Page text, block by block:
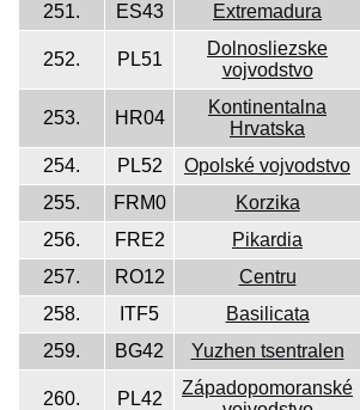
251. ES43 Extremadura
252. PL51
Dolnosliezske
vojvodstvo
253. HR04
Kontinentalna
Hrvatska
254. PL52 Opolské vojvodstvo
255.
FRM0 Korzika
256.
FRE2 Pikardia
257.
RO12 Centru
258.
ITF5 Basilicata
259.
BG42 Yuzhen tsentralen
260. PL42
Západopomoranské